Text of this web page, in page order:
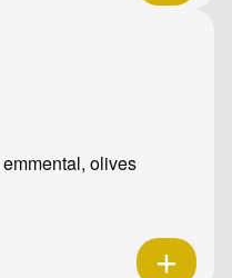
olives